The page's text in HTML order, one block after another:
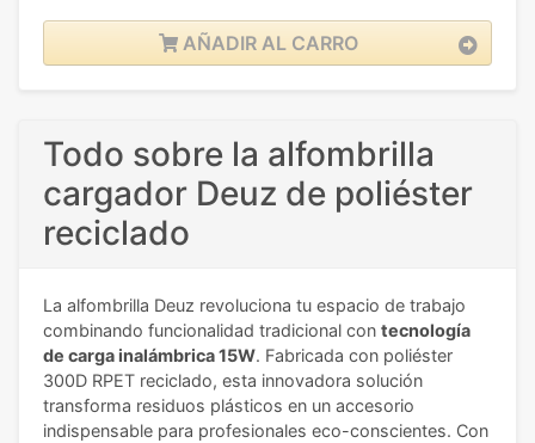
AÑADIR AL CARRO
Todo sobre la alfombrilla
cargador Deuz de poliéster
reciclado
La alfombrilla Deuz revoluciona tu espacio de trabajo
combinando funcionalidad tradicional con tecnología
de carga inalámbrica 15W. Fabricada con poliéster
300D RPET reciclado, esta innovadora solución
transforma residuos plásticos en un accesorio
indispensable para profesionales eco-conscientes. Con